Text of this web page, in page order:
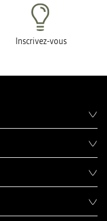
Inscrivez-vous